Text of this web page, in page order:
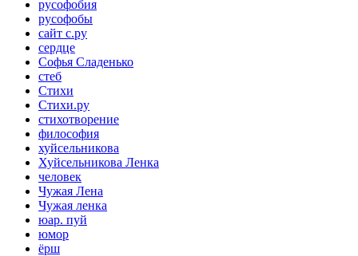
русофобия
русофобы
сайт с.ру
сердце
Софья Сладенько
стеб
Стихи
Стихи.ру
стихотворение
философия
хуйсельникова
Хуйсельникова Ленка
человек
Чужая Лена
Чужая ленка
юар. пуй
юмор
ёрш